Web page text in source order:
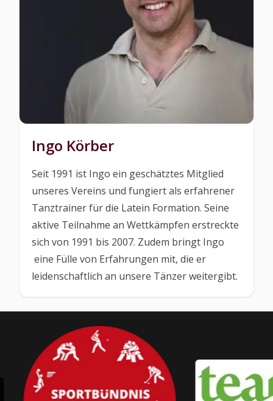
Ingo Körber
Seit 1991 ist Ingo ein geschätztes Mitglied
unseres Vereins und fungiert als erfahrener
Tanztrainer für die Latein Formation. Seine
aktive Teilnahme an Wettkämpfen erstreckte
sich von 1991 bis 2007. Zudem bringt Ingo
eine Fülle von Erfahrungen mit, die er
leidenschaftlich an unsere Tänzer weitergibt.